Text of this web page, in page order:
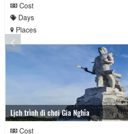
Cost
Days
Places
Lịch trình đi chơi Gia Nghĩa
Cost